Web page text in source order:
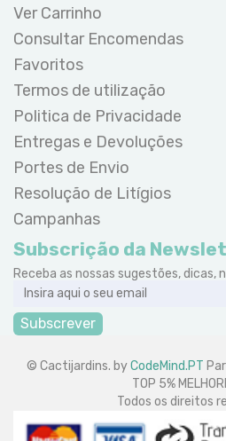
Ver Carrinho
Consultar Encomendas
Favoritos
Termos de utilização
Politica de Privacidade
Entregas e Devoluções
Portes de Envio
Resolução de Litígios
Campanhas
Subscrição da
Receba as nossas sugestões, dicas,
Subscrever
© Cactijardins. byCodeMind.PT
TOP 5%
Todos os direitos